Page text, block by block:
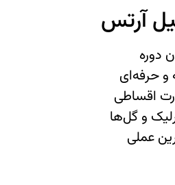
آرتس
دوره
حرفه‌ای
اقساطی
و گل‌ها
عملی